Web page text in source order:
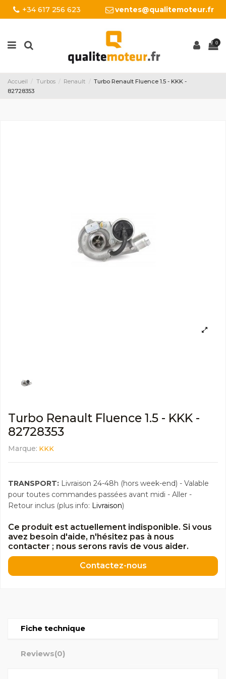
+34 617 256 623 ventes@qualitemoteur.fr
0
Accueil Turbos Renault
Turbo Renault Fluence 1.5 - KKK -
82728353
Turbo Renault Fluence 1.5 - KKK -
82728353
Marque: KKK
TRANSPORT: Livraison 24-48h (hors week-end) - Valable
pour toutes commandes passées avant midi - Aller -
Retour inclus (plus info: Livraison)
Ce produit est actuellement indisponible. Si vous
avez besoin d'aide, n'hésitez pas à nous
contacter ; nous serons ravis de vous aider.
Contactez-nous
Fiche technique
Reviews(0)